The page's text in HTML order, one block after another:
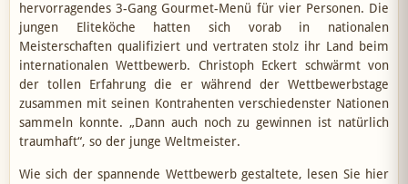
hervorragendes 3-Gang Gourmet-Menü für vier Personen. Die
jungen Eliteköche hatten sich vorab in nationalen
Meisterschaften qualifiziert und vertraten stolz ihr Land beim
internationalen Wettbewerb. Christoph Eckert schwärmt von
der tollen Erfahrung die er während der Wettbewerbstage
zusammen mit seinen Kontrahenten verschiedenster Nationen
sammeln konnte. „Dann auch noch zu gewinnen ist natürlich
traumhaft“, so der junge Weltmeister.
Wie sich der spannende Wettbewerb gestaltete, lesen Sie hier